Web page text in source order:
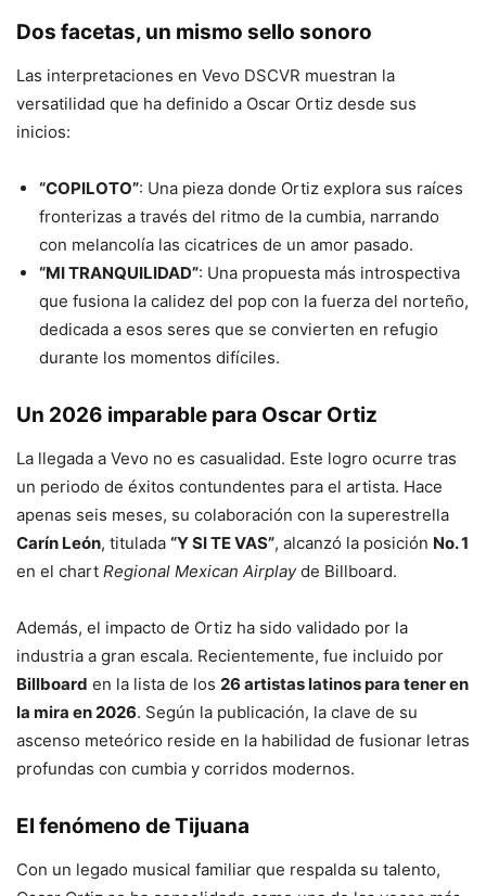
Dos facetas, un mismo sello sonoro
Las interpretaciones en Vevo DSCVR muestran la
versatilidad que ha definido a Oscar Ortiz desde sus
inicios:
“COPILOTO”: Una pieza donde Ortiz explora sus raíces
fronterizas a través del ritmo de la cumbia, narrando
con melancolía las cicatrices de un amor pasado.
“MI TRANQUILIDAD”: Una propuesta más introspectiva
que fusiona la calidez del pop con la fuerza del norteño,
dedicada a esos seres que se convierten en refugio
durante los momentos difíciles.
Un 2026 imparable para Oscar Ortiz
La llegada a Vevo no es casualidad. Este logro ocurre tras
un periodo de éxitos contundentes para el artista. Hace
apenas seis meses, su colaboración con la superestrella
Carín León, titulada “Y SI TE VAS”, alcanzó la posición No. 1
en el chart Regional Mexican Airplayde Billboard.
Además, el impacto de Ortiz ha sido validado por la
industria a gran escala. Recientemente, fue incluido por
Billboard en la lista de los 26 artistas latinos para tener en
la mira en 2026. Según la publicación, la clave de su
ascenso meteórico reside en la habilidad de fusionar letras
profundas con cumbia y corridos modernos.
El fenómeno de Tijuana
Con un legado musical familiar que respalda su talento,